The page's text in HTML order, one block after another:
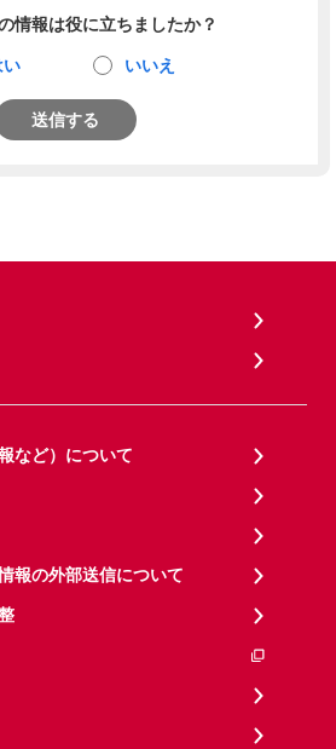
情報は役に立ちましたか？
い いいえ
送信する
など）について
報の外部送信について